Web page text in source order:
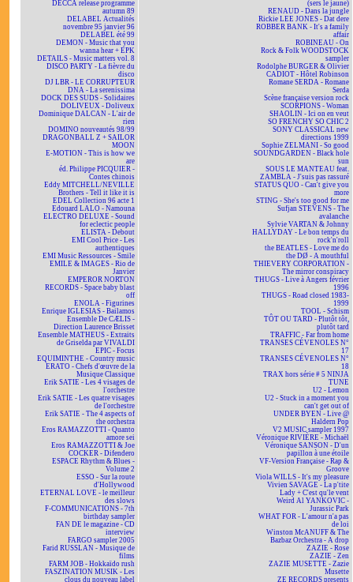
DECCA release programme
autumn 89
DELABEL Actualités
novembre 95 janvier 96
DELABEL été 99
DEMON - Music that you
wanna hear + EPK
DETAILS - Music matters vol. 8
DISCO PARTY - La fièvre du
disco
DJ LBR - LE CORRUPTEUR
DNA - La serenissima
DOCK DES SUDS - Solidaires
DOLIVEUX - Doliveux
Dominique DALCAN - L'air de
rien
DOMINO nouveautés 98/99
DRAGONBALL Z + SAILOR
MOON
E-MOTION - This is how we
are
éd. Philippe PICQUIER -
Contes chinois
Eddy MITCHELL/NEVILLE
Brothers - Tell it like it is
EDEL Collection 96 acte 1
Edouard LALO - Namouna
ELECTRO DELUXE - Sound
for eclectic people
ELISTA - Debout
EMI Cool Price - Les
authentiques
EMI Music Ressources - Smile
EMILE & IMAGES - Rio de
Janvier
EMPEROR NORTON
RECORDS - Space baby blast
off
ENOLA - Figurines
Enrique IGLESIAS - Bailamos
Ensemble De CÆLIS -
Direction Laurence Brisset
Ensemble MATHEUS - Extraits
de Griselda par VIVALDI
EPIC - Focus
EQUIMINTHE - Country music
ERATO - Chefs d'œuvre de la
Musique Classique
Erik SATIE - Les 4 visages de
l'orchestre
Erik SATIE - Les quatre visages
de l'orchestre
Erik SATIE - The 4 aspects of
the orchestra
Eros RAMAZZOTTI - Quanto
amore sei
Eros RAMAZZOTTI & Joe
COCKER - Difendero
ESPACE Rhythm & Blues -
Volume 2
ESSO - Sur la route
d'Hollywood
ETERNAL LOVE - le meilleur
des slows
F-COMMUNICATIONS - 7th
birthday sampler
FAN DE le magazine - CD
interview
FARGO sampler 2005
Farid RUSSLAN - Musique de
films
FARM JOB - Hokkaïdo rush
FASZINATION MUSIK - Les
clous du nouveau label
(sers le jaune)
RENAUD - Dans la jungle
Rickie LEE JONES - Dat dere
ROBBER BANK - It's a family
affair
ROBINEAU - On
Rock & Folk WOODSTOCK
sampler
Rodolphe BURGER & Olivier
CADIOT - Hôtel Robinson
Romane SERDA - Romane
Serda
Scène française version rock
SCORPIONS - Woman
SHAOLIN - Ici on en veut
SO FRENCHY SO CHIC 2
SONY CLASSICAL new
directions 1999
Sophie ZELMANI - So good
SOUNDGARDEN - Black hole
sun
SOUS LE MANTEAU feat.
ZAMBLA - J'suis pas rassuré
STATUS QUO - Can't give you
more
STING - She's too good for me
Sufjan STEVENS - The
avalanche
Sylvie VARTAN & Johnny
HALLYDAY - Le bon temps du
rock'n'roll
the BEATLES - Love me do
the DØ - A mouthful
THIEVERY CORPORATION -
The mirror conspiracy
THUGS - Live à Angers février
1996
THUGS - Road closed 1983-
1999
TOOL - Schism
TÔT OU TARD - Plutôt tôt,
plutôt tard
TRAFFIC - Far from home
TRANSES CÉVENOLES N°
17
TRANSES CÉVENOLES N°
18
TRAX hors série # 5 NINJA
TUNE
U2 - Lemon
U2 - Stuck in a moment you
can't get out of
UNDER BYEN - Live @
Haldern Pop
V2 MUSIC sampler 1997
Véronique RIVIÈRE - Michaël
Véronique SANSON - D'un
papillon à une étoile
VF-Version Française - Rap &
Groove
Viola WILLS - It's my pleasure
Vivien SAVAGE - La p'tite
Lady + C'est qu'le vent
Weird Al YANKOVIC -
Jurassic Park
WHAT FOR - L'amour n'a pas
de loi
Winston McANUFF & The
Bazbaz Orchestra - A drop
ZAZIE - Rose
ZAZIE - Zen
ZAZIE MUSETTE - Zazie
Musette
ZE RECORDS presents